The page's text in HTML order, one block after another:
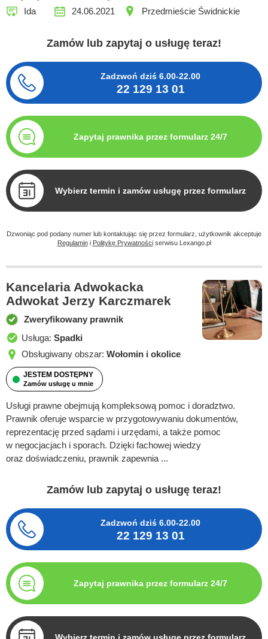
Ida
24.06.2021 Przedmieście Świdnickie
Zamów lub zapytaj o usługę teraz!
Zadzwoń dziś 6.00-22.00
22 129 13 01
Zapytaj prawnika przez formularz 24/7
Wybierz termin i zamów usługę przez formularz
Dzwoniąc pod podany numer lub kontaktując się przez formularz, użytkownik akceptuje
Regulamini Politykę Prywatnościserwisu Lexango.pl
Kancelaria Adwokacka
Adwokat Jerzy Karczmarek
Zweryfikowany prawnik
Usługa: Spadki
Obsługiwany obszar: Wołomin i okolice
JESTEM DOSTĘPNY
Zamów usługę u mnie
Usługi prawne obejmują kompleksową pomoc i doradztwo.
Prawnik oferuje wsparcie w przygotowywaniu dokumentów,
reprezentację przed sądami i urzędami, a także pomoc
w negocjacjach i sporach. Dzięki fachowej wiedzy
oraz doświadczeniu, prawnik zapewnia ...
Zamów lub zapytaj o usługę teraz!
Zadzwoń dziś 6.00-22.00
22 129 13 01
Zapytaj prawnika przez formularz 24/7